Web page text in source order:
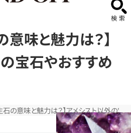
味と魅力は？】
宝石やおすすめ
石の意味と魅力は？】アメシスト以外の